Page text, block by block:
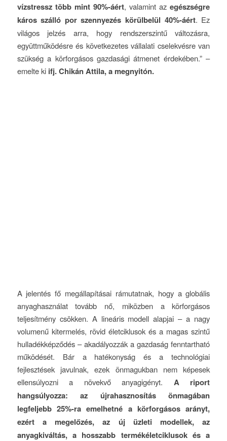
vízstressz több mint 90%-áért, valamint azegészségre
káros szálló por szennyezés körülbelül 40%-áért. Ez
világos jelzés arra, hogy rendszerszintű változásra,
együttműködésre és következetes vállalati cselekvésre van
szükség a körforgásos gazdasági átmenet érdekében.” –
emelte ki ifj. Chikán Attila, a megnyitón.
A jelentés fő megállapításai rámutatnak, hogy a globális
anyaghasználat tovább nő, miközben a körforgásos
teljesítmény csökken. A lineáris modell alapjai – a nagy
volumenű kitermelés, rövid életciklusok és a magas szintű
hulladékképződés – akadályozzák a gazdaság fenntartható
működését. Bár a hatékonyság és a technológiai
fejlesztések javulnak, ezek önmagukban nem képesek
ellensúlyozni a növekvő anyagigényt. A riport
hangsúlyozza: az újrahasznosítás önmagában
legfeljebb 25%-ra emelhetné a körforgásos arányt,
ezért a megelőzés, az új üzleti modellek, az
anyagkiváltás, a hosszabb termékéletciklusok és a